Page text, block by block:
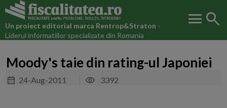
Un proiect editorial marca Rentrop&Straton -
Liderul informatiilor specializate din Romania
menu search
Moody's taie din rating-ul Japoniei
24-Aug-2011 3392